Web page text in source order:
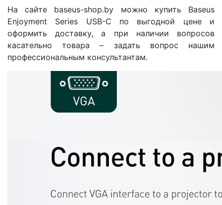
На сайте baseus-shop.by можно купить Baseus
Enjoyment Series USB-C по выгодной цене и
оформить доставку, а при наличии вопросов
касательно товара – задать вопрос нашим
профессиональным консультантам.